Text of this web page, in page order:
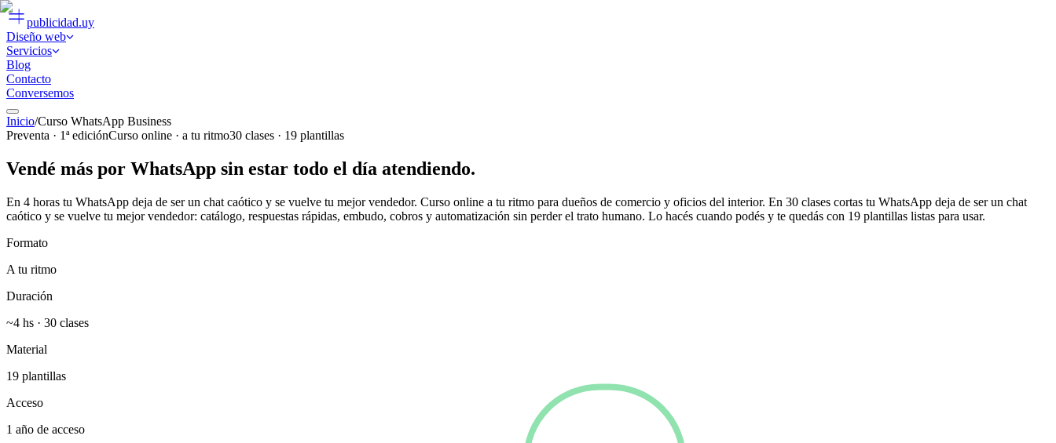
publicidad.uy
Diseño web
Servicios
Blog
Contacto
Conversemos
Inicio/Curso WhatsApp Business
Preventa · 1ª ediciónCurso online · a tu ritmo30 clases · 19 plantillas
Vendé más por WhatsApp sin estar todo el día atendiendo.
En 4 horas tu WhatsApp deja de ser un chat caótico y se vuelve tu mejor vendedor. Curso online a tu ritmo para dueños de comercio y oficios del interior. En 30 clases cortas tu WhatsApp deja de ser un chat
caótico y se vuelve tu mejor vendedor: catálogo, respuestas rápidas, embudo, cobros y automatización sin perder el trato humano. Lo hacés cuando podés y te quedás con 19 plantillas listas para usar.
Formato
A tu ritmo
Duración
~4 hs · 30 clases
Material
19 plantillas
Acceso
1 año de acceso